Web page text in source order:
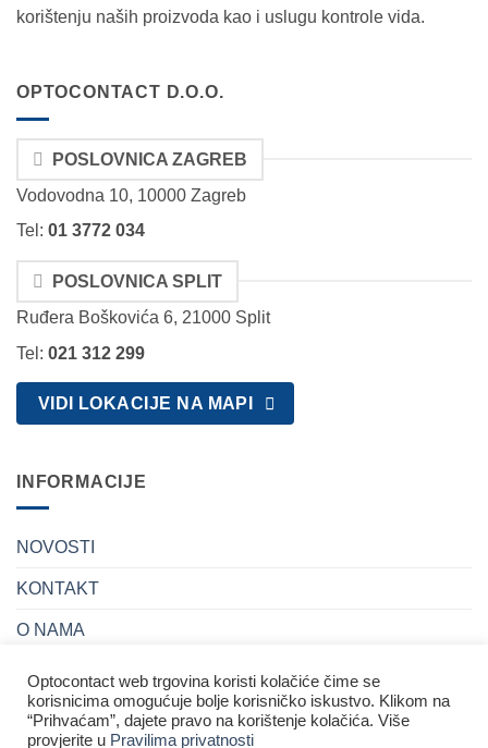
korištenju naših proizvoda kao i uslugu kontrole vida.
OPTOCONTACT D.O.O.
POSLOVNICA ZAGREB
Vodovodna 10, 10000 Zagreb
Tel: 01 3772 034
POSLOVNICA SPLIT
Ruđera Boškovića 6, 21000 Split
Tel: 021 312 299
VIDI LOKACIJE NA MAPI
INFORMACIJE
NOVOSTI
KONTAKT
O NAMA
POSLOVNICE
PRAVILA PRIVATNOSTI I UVJETI
Optocontact web trgovina koristi kolačiće čime se
korisnicima omogućuje bolje korisničko iskustvo. Klikom na
“Prihvaćam”, dajete pravo na korištenje kolačića. Više
provjerite u Pravilima privatnosti